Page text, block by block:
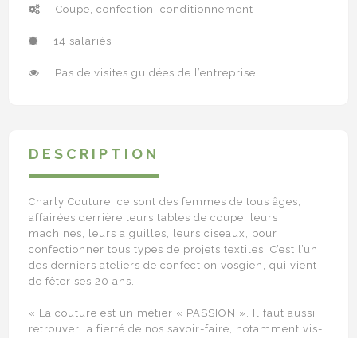
Coupe, confection, conditionnement
14 salariés
Pas de visites guidées de l’entreprise
DESCRIPTION
Charly Couture, ce sont des femmes de tous âges,
affairées derrière leurs tables de coupe, leurs
machines, leurs aiguilles, leurs ciseaux, pour
confectionner tous types de projets textiles. C’est l’un
des derniers ateliers de confection vosgien, qui vient
de fêter ses 20 ans.
« La couture est un métier « PASSION ». Il faut aussi
retrouver la fierté de nos savoir-faire, notamment vis-